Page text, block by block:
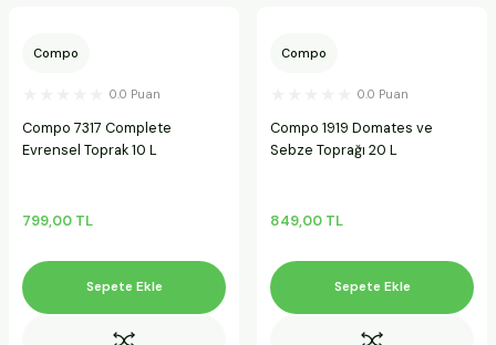
Compo
0.0 Puan
Compo 7317 Complete
Evrensel Toprak 10 L
799,00 TL
Sepete Ekle
Compo
0.0 Puan
Compo 1919 Domates ve
Sebze Toprağı 20 L
849,00 TL
Sepete Ekle